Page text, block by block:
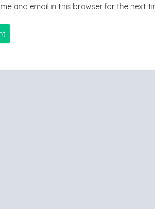
and email in this browser for the next